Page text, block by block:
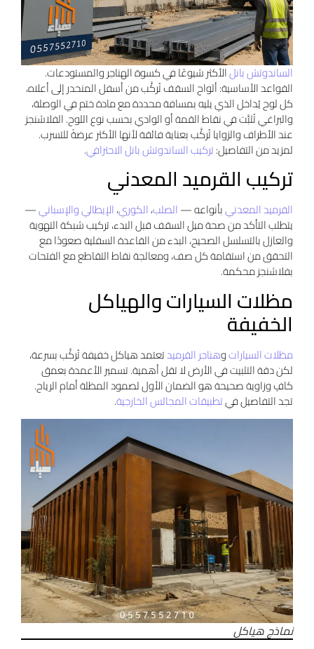
الساندوتش بانلالأكثر شيوعًا في كسوة الهناجر والمستودعات.
القواعد الأساسية: ألواح السقف تُركَّب من أسفل المنحدر إلى أعلاه،
كل لوح يُداخل الذي يليه بمسافة محددة مع مادة ختم في الوصلة،
والبراغي تُثبَّت في نقاط القمة أو الوادي بحسب نوع اللوح. الفلاشنجز
عند الأطراف والزوايا تُركَّب بعناية فائقة لأنها الأكثر عرضةً للتسرب.
لمزيد من التفاصيل:تركيب الساندوتش بانل الاحترافي.
تركيب القرميد المعدني
القرميد المعدنيبأنواعه —الصلب،الكوري،الإيطالي والإسباني—
يتطلب التأكد من صحة ميل السقف قبل البدء، تركيب شبكة التهوية
والعازل بالتسلسل الصحيح، البدء من القاعدة السفلية صعودًا مع
التحقق من استقامة كل صف، ومعالجة نقاط التقاطع مع الفتحات
بفلاشنجز محكمة.
مظلات السيارات والهياكل
الخفيفة
مظلات السياراتوهناجر القرميدتعتمد هياكل خفيفة تُركَّب بسرعة،
لكن دقة التثبيت في الأرض لا تقل أهمية. تسمير الأعمدة بعمق
كافٍ وزاوية صحيحة هو الضمان الأول لصمود المظلة أمام الرياح.
تجد التفاصيل فيتطبيقات المجالس الخارجية.
نماذج هياكل